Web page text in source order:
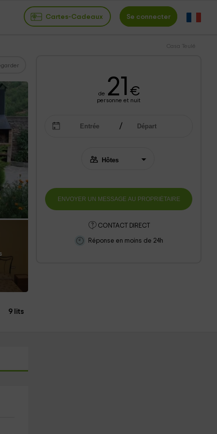
Cartes-Cadeaux Se connecter
Casa Teulé
de 21 €
personne et nuit
CONTACT DIRECT
Réponse en moins de 24h
9 lits